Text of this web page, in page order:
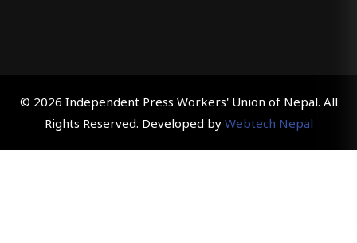
© 2026 Independent Press Workers' Union of Nepal. All
Rights Reserved. Developed by Webtech Nepal